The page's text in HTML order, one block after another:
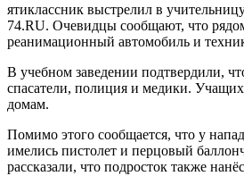
ятиклассник выстрелил в
74.RU. Очевидцы сообщают, что
реанимационный автомобиль и
В учебном заведении подтвердили,
спасатели, полиция и медики.
домам.
Помимо этого сообщается, что у
имелись пистолет и перцовый
рассказали, что подросток также